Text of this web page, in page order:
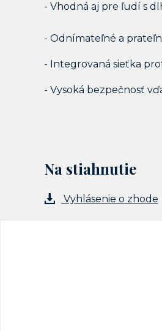
- Vhodná aj pre ľudí s
- Odnímateľné a
- Integrovaná sieťka
- Vysoká bezpečnosť
Na stiahnutie
Vyhlásenie o zhode